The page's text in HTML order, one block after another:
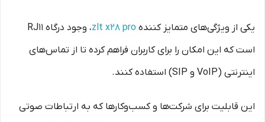
یکی از ویژگی‌های متمایز کننده
، وجود درگاه RJ11
است که این امکان را برای کاربران فراهم کرده تا از تماس‌های
اینترنتی (VoIP و SIP) استفاده کنند.
این قابلیت برای شرکت‌ها و کسب‌وکارها که به ارتباطات صوتی